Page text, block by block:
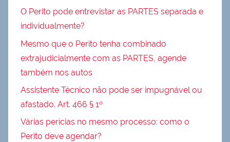
O Perito pode entrevistar as PARTES separada e
individualmente?
Mesmo que o Perito tenha combinado
extrajudicialmente com as PARTES, agende
também nos autos
Assistente Técnico não pode ser impugnável ou
afastado. Art. 466 § 1º
Várias perícias no mesmo processo: como o
Perito deve agendar?